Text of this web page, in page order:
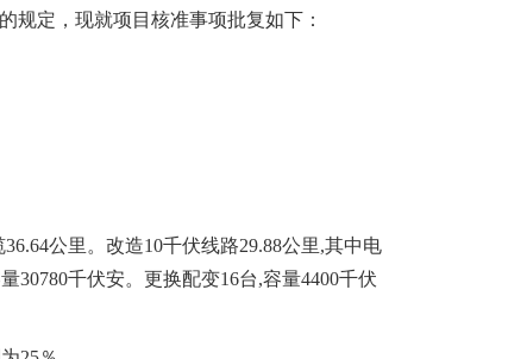
规定，现就项目核准事项批复如下：
公里 。 改造10千伏线路29.88公里,其中电
30780千伏安。 更换配变16台,容量4400千伏